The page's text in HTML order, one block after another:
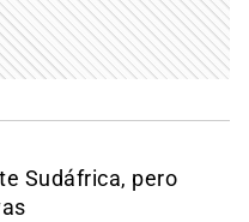
Sudáfrica, pero